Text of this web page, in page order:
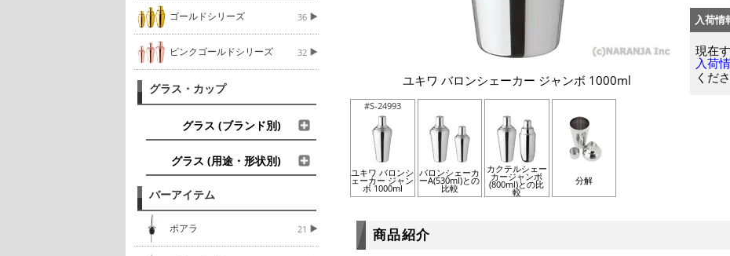
ゴールドシリーズ 36
ピンクゴールドシリーズ 32
グラス・カップ
グラス (ブランド別)
グラス (用途・形状別)
バーアイテム
ポアラ 21
ユキワ バロンシェーカー ジャンボ 1000ml
#S-24993
ユキワ バロンシ
ェーカー ジャン
ボ 1000ml
バロンシェーカ
ーA(530ml)との
比較
カクテルシェー
カージャンボ
(800ml)との比
較
分解
入荷情
現在
入荷
くだ
商品紹介